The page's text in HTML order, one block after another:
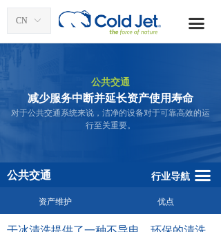
끀
首页
干冰清洗应用
产品
资源
联系我们
ꀅ
CN
公共交通
减少服务中断并延长资产使用寿命
对于公共交通系统来说，洁净的设备对于可靠高效的运
行至关重要。
资产维护 优点
公共交通 끀
航空航天
清洗服务
医疗行业
塑料和复材
印刷行业
行业导航